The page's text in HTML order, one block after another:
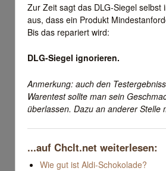
Zur Zeit sagt das DLG-Siegel selbst
aus, dass ein Produkt
Bis das repariert wird:
DLG-Siegel ignorieren.
Anmerkung: auch den
Warentest sollte man sein
überlassen. Dazu an anderer Stelle
...auf Chclt.net weiterlesen:
Wie gut ist Aldi-Schokolade?